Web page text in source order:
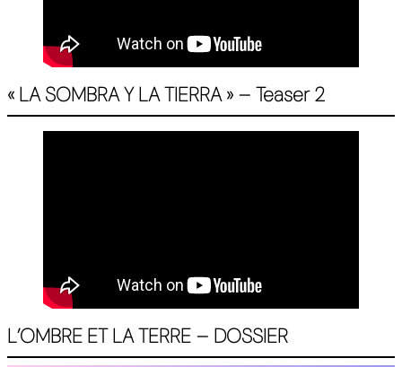
« LA SOMBRA Y LA TIERRA » – Teaser2
L’OMBRE ET LA TERRE – DOSSIER